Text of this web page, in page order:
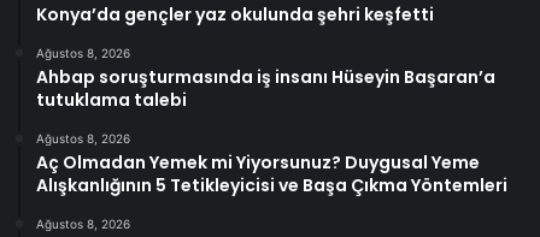
Konya’da gençler yaz okulunda şehri keşfetti
Ağustos 8, 2026
Ahbap soruşturmasında iş insanı Hüseyin Başaran’a
tutuklama talebi
Ağustos 8, 2026
Aç Olmadan Yemek mi Yiyorsunuz? Duygusal Yeme
Alışkanlığının 5 Tetikleyicisi ve Başa Çıkma Yöntemleri
Ağustos 8, 2026